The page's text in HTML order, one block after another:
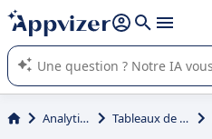
répondre (plusieurs lignes avec
L'IA de Appvizer vous guide dans
logiciel SaaS en entreprise.
Analytique Tableaux de bord